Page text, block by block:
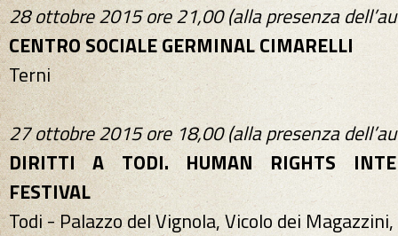
28 ottobre 2015ore 21,00 (alla presenza
CENTRO SOCIALE GERMINAL CIMARELLI
Terni
27 ottobre 2015ore 18,00 (alla presenza
DIRITTI A TODI. HUMAN RIGHTS
FESTIVAL
Todi - Palazzo del Vignola, Vicolo dei